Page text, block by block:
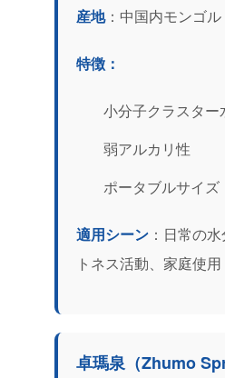
産地：中国内モンゴル
特徴：
小分子クラスター
弱アルカリ性
ポータブルサイズ
適用シーン ：日常の
トネス活動、家庭使用
卓瑪泉（Zhumo